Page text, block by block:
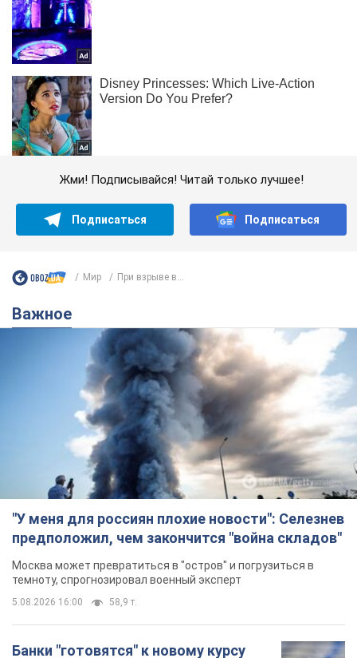
Жми! Подписывайся! Читай только лучшее!
Подписаться Подписаться
Мир При взрыве в...
Важное
"У меня для россиян плохие новости": Селезнев
предположил, чем закончится "война складов"
Москва может превратиться в "остров" и погрузиться в
темноту, спрогнозировал военный эксперт
5.08.2026 16:00 58,9 т.
Банки "готовятся" к новому курсу